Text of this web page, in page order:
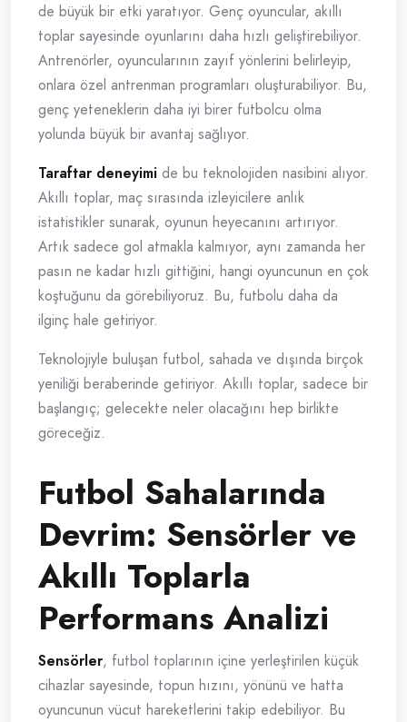
de büyük bir etki yaratıyor. Genç oyuncular, akıllı
toplar sayesinde oyunlarını daha hızlı geliştirebiliyor.
Antrenörler, oyuncularının zayıf yönlerini belirleyip,
onlara özel antrenman programları oluşturabiliyor. Bu,
genç yeteneklerin daha iyi birer futbolcu olma
yolunda büyük bir avantaj sağlıyor.
Taraftar deneyimi de bu teknolojiden nasibini alıyor.
Akıllı toplar, maç sırasında izleyicilere anlık
istatistikler sunarak, oyunun heyecanını artırıyor.
Artık sadece gol atmakla kalmıyor, aynı zamanda her
pasın ne kadar hızlı gittiğini, hangi oyuncunun en çok
koştuğunu da görebiliyoruz. Bu, futbolu daha da
ilginç hale getiriyor.
Teknolojiyle buluşan futbol, sahada ve dışında birçok
yeniliği beraberinde getiriyor. Akıllı toplar, sadece bir
başlangıç; gelecekte neler olacağını hep birlikte
göreceğiz.
Futbol Sahalarında
Devrim: Sensörler ve
Akıllı Toplarla
Performans Analizi
Sensörler, futbol toplarının içine yerleştirilen küçük
cihazlar sayesinde, topun hızını, yönünü ve hatta
oyuncunun vücut hareketlerini takip edebiliyor. Bu